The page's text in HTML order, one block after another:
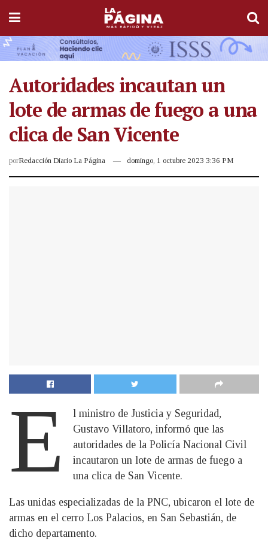
Autoridades incautan un
lote de armas de fuego a una
clica de San Vicente
porRedacción Diario La Página domingo, 1 octubre 2023 3:36 PM
E
l ministro de Justicia y Seguridad,
Gustavo Villatoro, informó que las
autoridades de la Policía Nacional Civil
incautaron un lote de armas de fuego a
una clica de San Vicente.
Las unidas especializadas de la PNC, ubicaron el lote de
armas en el cerro Los Palacios, en San Sebastián, de
dicho departamento.